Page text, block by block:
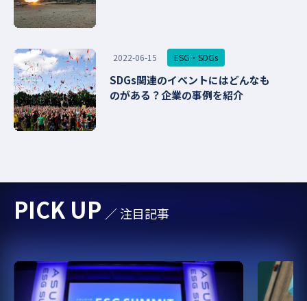
2022-06-15 ESG・SDGs
SDGs関連のイベントにはどんなも
のがある？企業の事例を紹介
PICK UP ／ 注目記事